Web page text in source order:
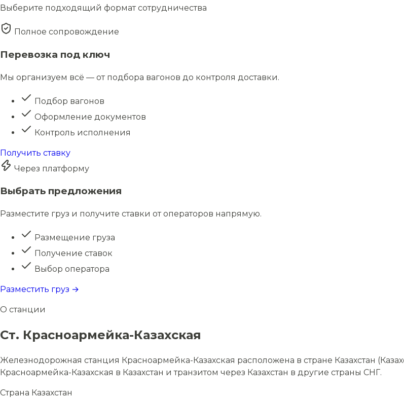
Выберите подходящий формат сотрудничества
Полное сопровождение
Перевозка под ключ
Мы организуем всё — от подбора вагонов до контроля доставки.
Подбор вагонов
Оформление документов
Контроль исполнения
Получить ставку
Через платформу
Выбрать предложения
Разместите груз и получите ставки от операторов напрямую.
Размещение груза
Получение ставок
Выбор оператора
Разместить груз →
О станции
Ст. Красноармейка-Казахская
Железнодорожная станция Красноармейка-Казахская расположена в стране Казахстан
Красноармейка-Казахская в Казахстан и транзитом через Казахстан в другие страны СНГ.
Страна Казахстан